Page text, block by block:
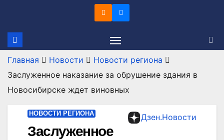
содержимому
Главная Новости
Новости региона
Заслуженное наказание за обрушение здания в
Новосибирске ждет виновных
Дзен.Новости
НОВОСТИ РЕГИОНА
Заслуженное